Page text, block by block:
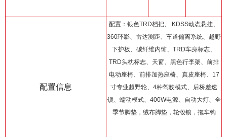
配置信息
配置：银色TRD档把、 KDSS动态悬挂、
360环影、雷达测距、车道偏离系统、越野
下护板、碳纤维内饰、TRD车身标志、
TRD头枕标志、天窗、黑色行李架、前排
电动座椅、前排加热座椅、真皮座椅、17
寸专业越野轮、4种驾驶模式、后桥差速
锁、蠕动模式、400W电源、自动大灯、全
季节脚垫，绒布脚垫，轮毂锁，拖车钩